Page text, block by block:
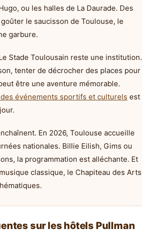
ou les halles de La Daurade. Des
le saucisson de Toulouse, le
garbure.
Stade Toulousain reste une institution.
tenter de décrocher des places pour
être une aventure mémorable.
événements sportifs et culturels est
En 2026, Toulouse accueille
nationales. Billie Eilish, Gims ou
la programmation est alléchante. Et
classique, le Chapiteau des Arts
sur les hôtels Pullman